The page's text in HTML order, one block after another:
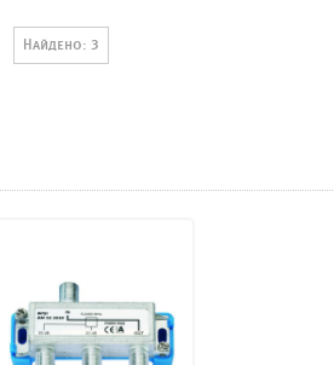
Найдено: 3